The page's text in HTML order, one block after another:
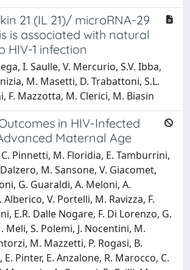
21 (IL 21)/ microRNA-29
is associated with natural
HIV-1 infection
I. Saulle, V. Mercurio, S.V. Ibba,
M. Masetti, D. Trabattoni, S.L.
F. Mazzotta, M. Clerici, M. Biasin
in HIV-Infected
Maternal Age
Pinnetti, M. Floridia, E. Tamburrini,
M. Sansone, V. Giacomet,
G. Guaraldi, A. Meloni, A.
V. Portelli, M. Ravizza, F.
E.R. Dalle Nogare, F. Di Lorenzo, G.
S. Polemi, J. Nocentini, M.
M. Mazzetti, P. Rogasi, B.
E. Pinter, E. Anzalone, R. Marocco, C.